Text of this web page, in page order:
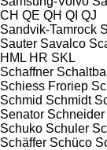
CH QE QH QI QJ
Sandvik-Tamrock
Sauter Savalco
HML HR SKL
Schaffner
Schiess Froriep
Schmid Schmidt
Senator Schneider
Schuko Schuler
Schäffer Schüco